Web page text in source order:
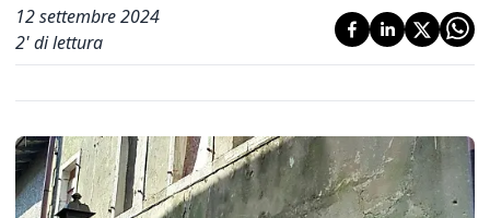
12 settembre 2024
2' di lettura